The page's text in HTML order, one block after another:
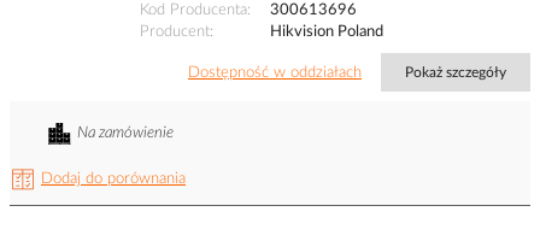
Kod Producenta
300613696
Producent
Hikvision Poland
Dostępność w oddziałach Pokaż szczegóły
Dodaj do porównania
Na zamówienie